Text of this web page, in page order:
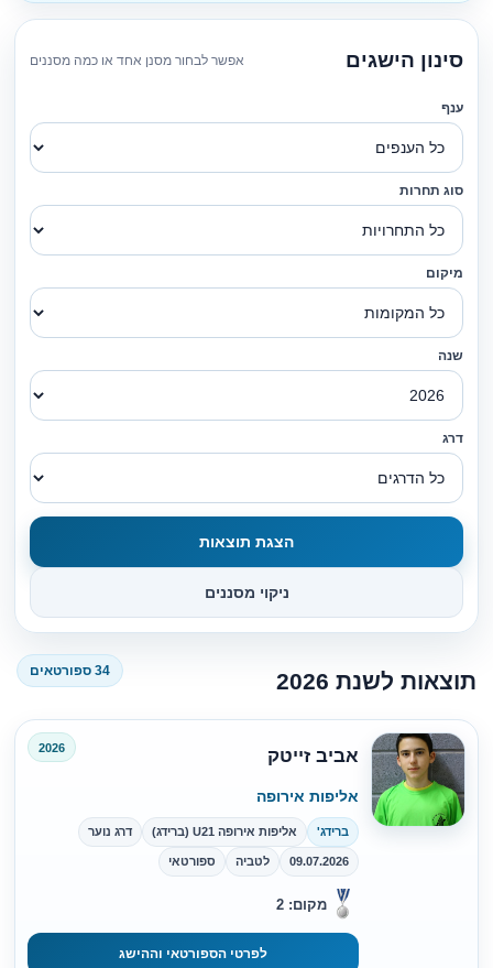
סינון הישגים אפשר לבחור מסנן אחד או כמה מסננים
ענף
סוג תחרות
מיקום
שנה
דרג
הצגת תוצאות
ניקוי מסננים
תוצאות לשנת 2026 34 ספורטאים
אביב זייטק 2026
אליפות אירופה
ברידג' אליפות אירופה U21 (ברידג) דרג נוער
09.07.2026 לטביה ספורטאי
מקום: 2
לפרטי הספורטאי וההישג